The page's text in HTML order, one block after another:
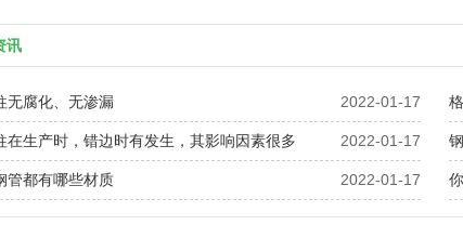
讯
2022-01-17
无腐化、无渗漏
2022-01-17
在生产时，错边时有发生，其影响因素很多
2022-01-17
管都有哪些材质